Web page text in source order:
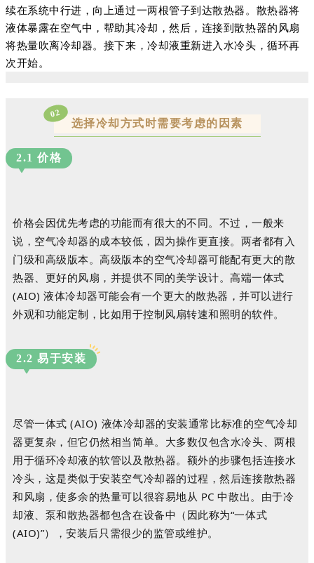
续在系统中行进，向上通过一两根管子到达散热器。散热器将
液体暴露在空气中，帮助其冷却，然后，连接到散热器的风扇
将热量吹离冷却器。接下来，冷却液重新进入水冷头，循环再
次开始。
02
选择冷却方式时需要考虑的因素
2.1 价格
价格会因优先考虑的功能而有很大的不同。 不过，一般来
说，空气冷却器的成本较低，因为操作更直接。 两者都有入
门级和高级版本。高级版本的空气冷却器可能配有更大的散
热器、更好的风扇，并提供不同的美学设计。高端一体式
(AIO) 液体冷却器可能会有一个更大的散热器，并可以进行
外观和功能定制，比如用于控制风扇转速和照明的软件。
2.2 易于安装
尽管一体式 (AIO) 液体冷却器的安装通常比标准的空气冷却
器更复杂，但它仍然相当简单。 大多数仅包含水冷头、两根
用于循环冷却液的软管以及散热器。 额外的步骤包括连接水
冷头，这是类似于安装空气冷却器的过程，然后连接散热器
和风扇，使多余的热量可以很容易地从 PC 中散出。 由于冷
却液、泵和散热器都包含在设备中（因此称为“一体式
(AIO)”），安装后只需很少的监管或维护。